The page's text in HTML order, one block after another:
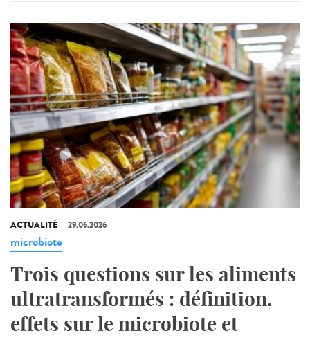
ACTUALITÉ 29.06.2026
microbiote
Trois questions sur les aliments
ultratransformés : définition,
effets sur le microbiote et